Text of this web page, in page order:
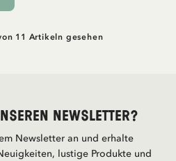
11 Artikeln gesehen
Newsletter?
Newsletter an und erhalte
lustige Produkte und